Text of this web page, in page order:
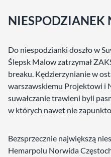
NIESPODZIANEK
Do niespodzianki doszło w
Ślepsk Malow zatrzymał
breaku. Kędzierzynianie w
warszawskiemu Projektowi i
suwałczanie trawieni byli
w których nawet nie
Bezsprzecznie największą
Hemarpolu Norwida